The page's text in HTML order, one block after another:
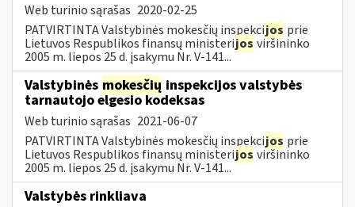
Web turinio sąrašas 2020-02-25
PATVIRTINTA Valstybinės mokesčių inspekcijos prie
Lietuvos Respublikos finansų ministerijos viršininko
2005 m. liepos 25 d. įsakymu Nr. V-141...
Valstybinės mokesčių inspekcijos valstybės
tarnautojo elgesio kodeksas
Web turinio sąrašas 2021-06-07
PATVIRTINTA Valstybinės mokesčių inspekcijos prie
Lietuvos Respublikos finansų ministerijos viršininko
2005 m. liepos 25 d. įsakymu Nr. V-141...
Valstybės rinkliava